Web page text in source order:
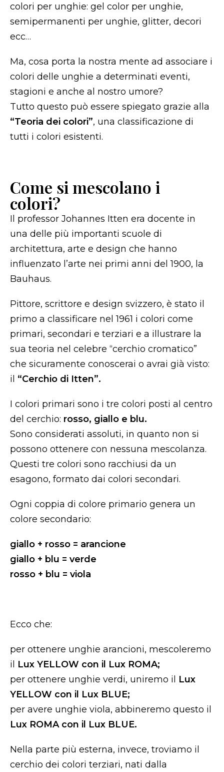
colori per unghie: gel color per unghie,
semipermanenti per unghie, glitter, decori
ecc…
Ma, cosa porta la nostra mente ad associare i
colori delle unghie a determinati eventi,
stagioni e anche al nostro umore?
Tutto questo può essere spiegato grazie alla
“Teoria dei colori”, una classificazione di
tutti i colori esistenti.
Come si mescolano i
colori?
Il professor Johannes Itten era docente in
una delle più importanti scuole di
architettura, arte e design che hanno
influenzato l’arte nei primi anni del 1900, la
Bauhaus.
Pittore, scrittore e design svizzero, è stato il
primo a classificare nel 1961 i colori come
primari, secondari e terziari e a illustrare la
sua teoria nel celebre “cerchio cromatico”
che sicuramente conoscerai o avrai già visto:
il “Cerchio di Itten”.
I colori primari sono i tre colori posti al centro
del cerchio: rosso, giallo e blu.
Sono considerati assoluti, in quanto non si
possono ottenere con nessuna mescolanza.
Questi tre colori sono racchiusi da un
esagono, formato dai colori secondari.
Ogni coppia di colore primario genera un
colore secondario:
giallo + rosso = arancione
giallo + blu = verde
rosso + blu = viola
Ecco che:
per ottenere unghie arancioni, mescoleremo
il Lux YELLOW con il Lux ROMA;
per ottenere unghie verdi, uniremo il Lux
YELLOW con il Lux BLUE;
per avere unghie viola, abbineremo questo il
Lux ROMA con il Lux BLUE.
Nella parte più esterna, invece, troviamo il
cerchio dei colori terziari, nati dalla